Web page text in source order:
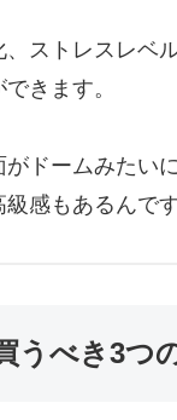
、ストレスレ
きます。
がドームみたい
感もあるんです
うべき3つ